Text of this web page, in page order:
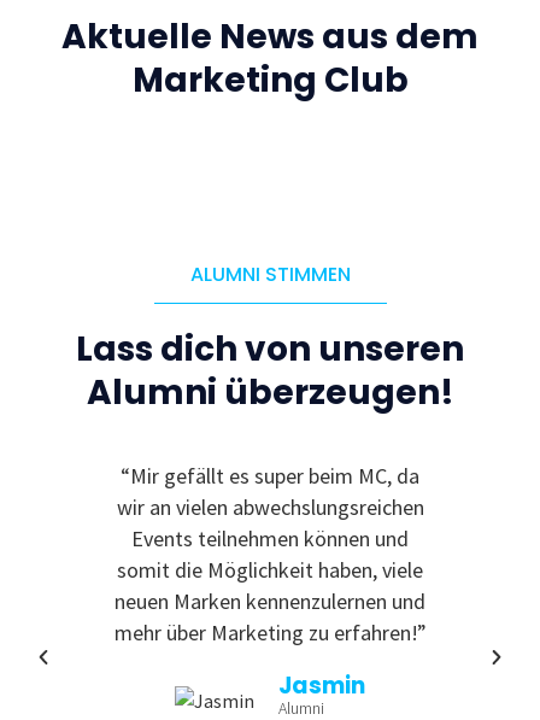
Aktuelle News aus dem
Marketing Club
ALUMNI STIMMEN
Lass dich von unseren
Alumni überzeugen!
“Mir gefällt es super beim MC, da
wir an vielen abwechslungsreichen
Events teilnehmen können und
somit die Möglichkeit haben, viele
neuen Marken kennenzulernen und
mehr über Marketing zu erfahren!”
Jasmin
Alumni